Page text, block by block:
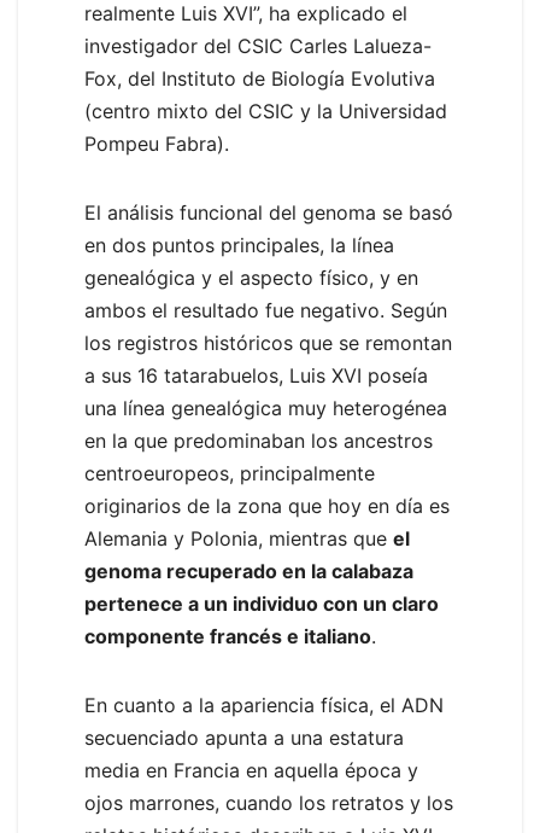
realmente Luis XVI”, ha explicado el
investigador del CSIC Carles Lalueza-
Fox, del Instituto de Biología Evolutiva
(centro mixto del CSIC y la Universidad
Pompeu Fabra).
El análisis funcional del genoma se basó
en dos puntos principales, la línea
genealógica y el aspecto físico, y en
ambos el resultado fue negativo. Según
los registros históricos que se remontan
a sus 16 tatarabuelos, Luis XVI poseía
una línea genealógica muy heterogénea
en la que predominaban los ancestros
centroeuropeos, principalmente
originarios de la zona que hoy en día es
Alemania y Polonia, mientras que el
genoma recuperado en la calabaza
pertenece a un individuo con un claro
componente francés e italiano.
En cuanto a la apariencia física, el ADN
secuenciado apunta a una estatura
media en Francia en aquella época y
ojos marrones, cuando los retratos y los